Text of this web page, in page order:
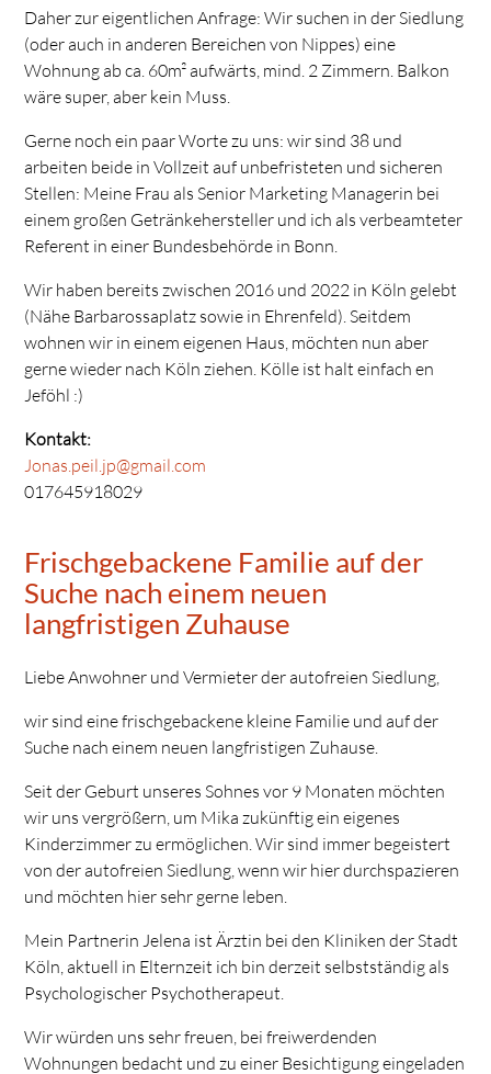
Daher zur eigentlichen Anfrage: Wir suchen in der Siedlung
(oder auch in anderen Bereichen von Nippes) eine
Wohnung ab ca. 60m² aufwärts, mind. 2 Zimmern. Balkon
wäre super, aber kein Muss.
Gerne noch ein paar Worte zu uns: wir sind 38 und
arbeiten beide in Vollzeit auf unbefristeten und sicheren
Stellen: Meine Frau als Senior Marketing Managerin bei
einem großen Getränkehersteller und ich als verbeamteter
Referent in einer Bundesbehörde in Bonn.
Wir haben bereits zwischen 2016 und 2022 in Köln gelebt
(Nähe Barbarossaplatz sowie in Ehrenfeld). Seitdem
wohnen wir in einem eigenen Haus, möchten nun aber
gerne wieder nach Köln ziehen. Kölle ist halt einfach en
Jeföhl :)
Kontakt:
Jonas.peil.jp@gmail.com
017645918029
Frischgebackene Familie auf der
Suche nach einem neuen
langfristigen Zuhause
Liebe Anwohner und Vermieter der autofreien Siedlung,
wir sind eine frischgebackene kleine Familie und auf der
Suche nach einem neuen langfristigen Zuhause.
Seit der Geburt unseres Sohnes vor 9 Monaten möchten
wir uns vergrößern, um Mika zukünftig ein eigenes
Kinderzimmer zu ermöglichen. Wir sind immer begeistert
von der autofreien Siedlung, wenn wir hier durchspazieren
und möchten hier sehr gerne leben.
Mein Partnerin Jelena ist Ärztin bei den Kliniken der Stadt
Köln, aktuell in Elternzeit ich bin derzeit selbstständig als
Psychologischer Psychotherapeut.
Wir würden uns sehr freuen, bei freiwerdenden
Wohnungen bedacht und zu einer Besichtigung eingeladen